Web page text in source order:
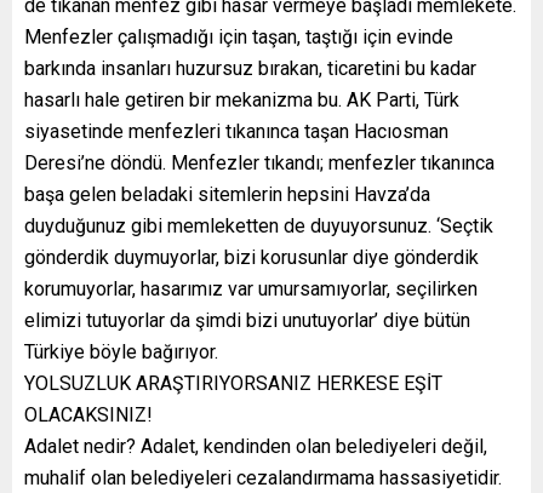
de tıkanan menfez gibi hasar vermeye başladı memlekete.
Menfezler çalışmadığı için taşan, taştığı için evinde
barkında insanları huzursuz bırakan, ticaretini bu kadar
hasarlı hale getiren bir mekanizma bu. AK Parti, Türk
siyasetinde menfezleri tıkanınca taşan Hacıosman
Deresi’ne döndü. Menfezler tıkandı; menfezler tıkanınca
başa gelen beladaki sitemlerin hepsini Havza’da
duyduğunuz gibi memleketten de duyuyorsunuz. ‘Seçtik
gönderdik duymuyorlar, bizi korusunlar diye gönderdik
korumuyorlar, hasarımız var umursamıyorlar, seçilirken
elimizi tutuyorlar da şimdi bizi unutuyorlar’ diye bütün
Türkiye böyle bağırıyor.
YOLSUZLUK ARAŞTIRIYORSANIZ HERKESE EŞİT
OLACAKSINIZ!
Adalet nedir? Adalet, kendinden olan belediyeleri değil,
muhalif olan belediyeleri cezalandırmama hassasiyetidir.